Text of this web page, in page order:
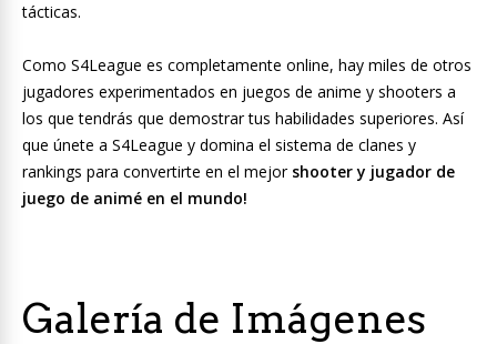
tácticas.
Como S4League es completamente online, hay miles de otros
jugadores experimentados en juegos de anime y shooters a
los que tendrás que demostrar tus habilidades superiores. Así
que únete a S4League y domina el sistema de clanes y
rankings para convertirte en el mejor shootery jugador de
juego de animé en el mundo!
Galería de Imágenes